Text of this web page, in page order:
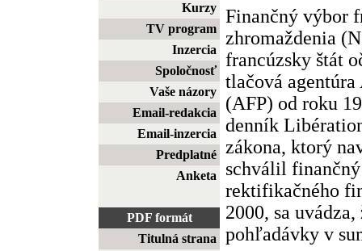
Kurzy
TV program
Inzercia
Spoločnosť
Vaše názory
Email-redakcia
Email-inzercia
Predplatné
Anketa
PDF formát
Titulná strana
Finančný výbor
zhromaždenia
francúzsky štát
tlačová agentúra
(AFP) od roku
denník
zákona, ktorý
schválil
rektifikačného
2000, sa
pohľadávky v